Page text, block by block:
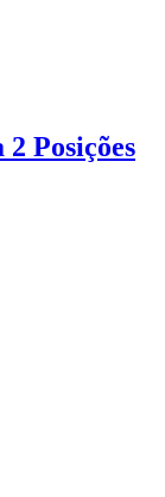
Posições